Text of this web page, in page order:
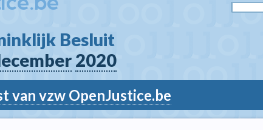
Besluit
2020
van vzw OpenJustice.be